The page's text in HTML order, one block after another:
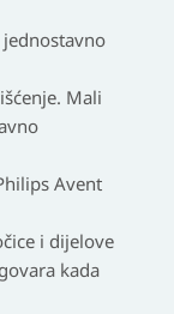
jednostavno
Mali
Avent
i dijelove
kada